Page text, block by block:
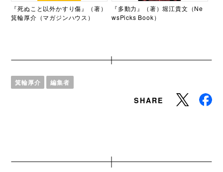
『死ぬこと以外かすり傷』（著）
箕輪厚介（マガジンハウス）
『多動力』（著）堀江貴文（Ne
wsPicks Book）
箕輪厚介 編集者
SHARE